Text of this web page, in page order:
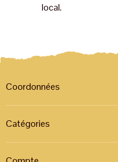
local.
Coordonnées
Catégories